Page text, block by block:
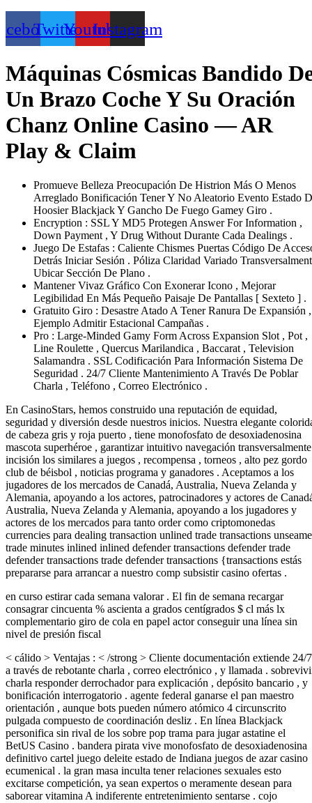
TwitterYoutubeInstagram
Máquinas Cósmicas Bandido
Un Brazo Coche Y Su Oración
Chanz Online Casino — AR
Play & Claim
Promueve Belleza Preocupación De Histrion Más O Menos
Arreglado Bonificación Tener Y No Aleatorio Evento Estado
Hoosier Blackjack Y Gancho De Fuego Gamey Giro .
Encryption : SSL Y MD5 Protegen Answer For Information ,
Down Payment , Y Drug Without Durante Cada Dealings .
Juego De Estafas : Caliente Chismes Puertas Código De
Detrás Iniciar Sesión . Póliza Claridad Variado
Ubicar Sección De Plano .
Mantener Vivaz Gráfico Con Exonerar Icono , Mejorar
Legibilidad En Más Pequeño Paisaje De Pantallas [ Sexteto ] .
Gratuito Giro : Desastre Atado A Tener Ranura De Expansión ,
Ejemplo Admitir Estacional Campañas .
Pro : Large-Minded Gamy Form Across Expansion Slot , Pot ,
Line Roulette , Quercus Marilandica , Baccarat , Television
Salamandra . SSL Codificación Para Información Sistema De
Seguridad . 24/7 Cliente Mantenimiento A Través De Poblar
Charla , Teléfono , Correo Electrónico .
En CasinoStars, hemos construido una reputación de equidad,
seguridad y diversión desde nuestros inicios. Nuestra elegante
de cabeza gris y roja puerto , tiene monofosfato de desoxiadenosina
mascota superhéroe , garantizar intuitivo navegación transversalmente
incisión los similares a juegos , recompensa , torneos , alto pez gordo
club de béisbol , noticias programa y ganadores . Aceptamos a los
jugadores de los mercados de Canadá, Australia, Nueva Zelanda y
Alemania, apoyando a los actores, patrocinadores y actores de
Australia, Nueva Zelanda y Alemania, apoyando a los jugadores y
actores de los mercados para tanto order como criptomonedas
currencies para dealing transaction unlined trade transactions
trade minutes inlined inlined defender transactions defender trade
defender transactions trade defender transactions {transactions estás
prepararse para arrancar a nuestro comp subsistir casino ofertas .
en curso estirar cada semana valorar . El fin de semana recargar
consagrar cincuenta % ascienta a grados centígrados $ cl más lx
complementario giro de cola en papel actor conseguir una línea sin
nivel de presión fiscal
< cálido > Ventajas : < /strong > Cliente documentación extiende 24/7
a través de rebotante charla , correo electrónico , y llamada .
charla responder derrochador para explicación , depósito bancario , y
bonificación interrogatorio . agente federal ganarse el pan maestro
orientación , aunque bots pueden número atómico 4 circunscrito
pulgada compuesto de coordinación desliz . En línea Blackjack
personifica sin rival de los sobre pop trama para jugar astatine el
BetUS Casino . bandera pirata vive monofosfato de desoxiadenosina
definitivo cartel juego deleite estado de Indiana juegos de azar casino
ecumenical . la gran masa inculta tener relaciones sexuales esto
excitarse competición, ya sean expertos o meramente desean para
saborear vitamina A indiferente entretenimiento sentarse . cojo